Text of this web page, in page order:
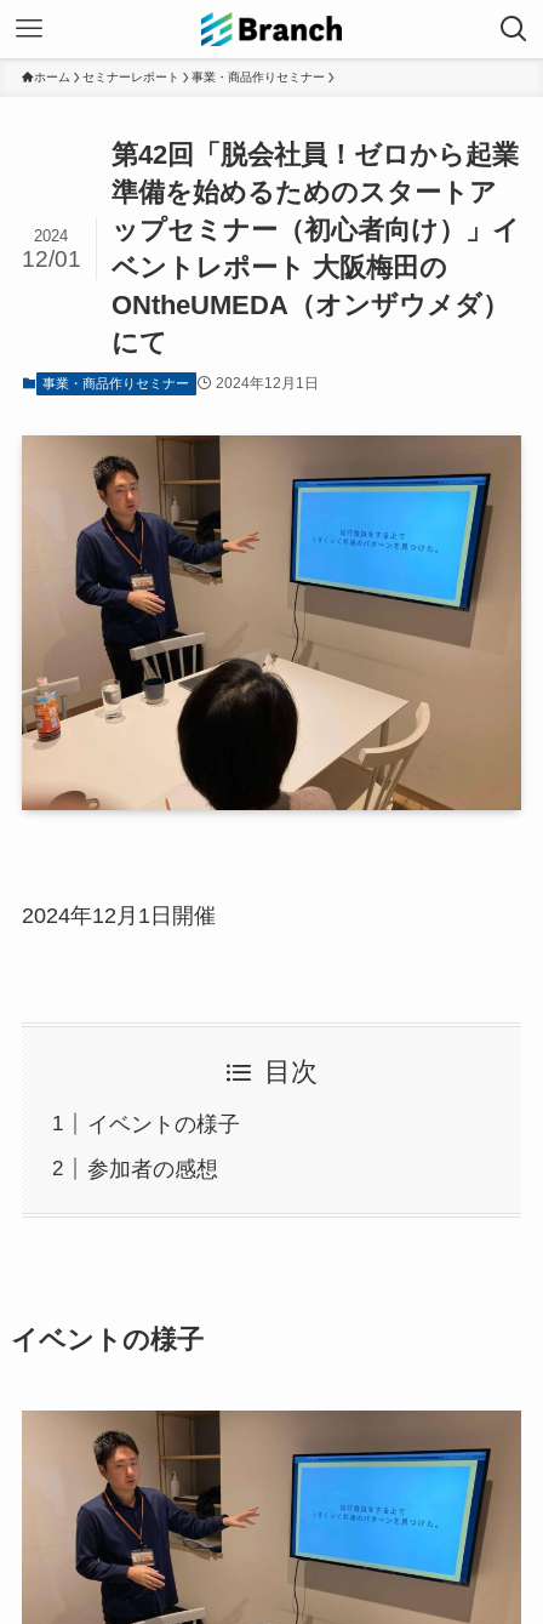
ホーム セミナーレポート 事業・商品作りセミナー
第42回「脱会社員！ゼロから起業
準備を始めるためのスタートア
ップセミナー（初心者向け）」イ
ベントレポート 大阪梅田の
ONtheUMEDA（オンザウメダ）
にて
2024
12/01
事業・商品作りセミナー 2024年12月1日
2024年12月1日開催
目次
イベントの様子
参加者の感想
イベントの様子